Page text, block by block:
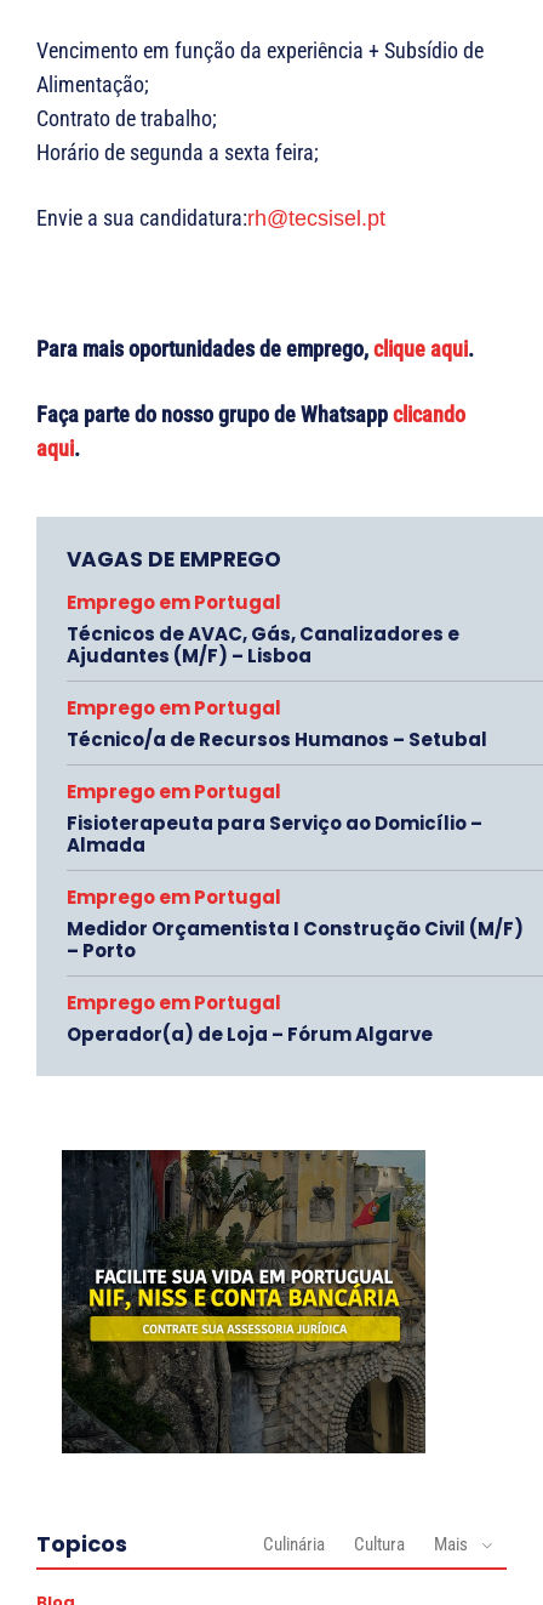
Vencimento em função da experiência + Subsídio de
Alimentação;
Contrato de trabalho;
Horário de segunda a sexta feira;
Envie a sua candidatura:rh@tecsisel.pt
Para mais oportunidades de emprego,clique aqui.
Faça parte do nosso grupo de Whatsappclicando
aqui.
VAGAS DE EMPREGO
Emprego em Portugal
Técnicos de AVAC, Gás, Canalizadores e
Ajudantes (M/F) – Lisboa
Emprego em Portugal
Técnico/a de Recursos Humanos – Setubal
Emprego em Portugal
Fisioterapeuta para Serviço ao Domicílio –
Almada
Emprego em Portugal
Medidor Orçamentista I Construção Civil (M/F)
– Porto
Emprego em Portugal
Operador(a) de Loja – Fórum Algarve
Topicos Culinária Cultura Mais